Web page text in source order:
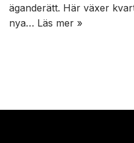
äganderätt. Här växer
nya… Läs mer »